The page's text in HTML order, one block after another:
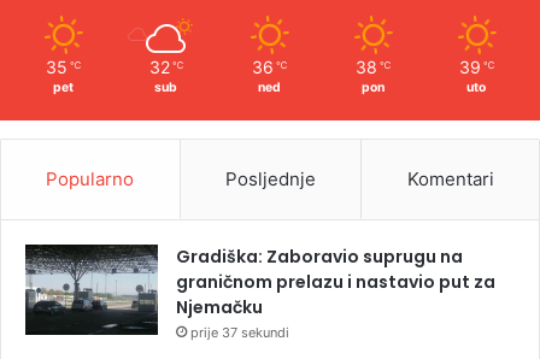
35 ℃
pet
32 ℃
sub
36 ℃
ned
38 ℃
pon
39 ℃
uto
Popularno Posljednje Komentari
Gradiška: Zaboravio suprugu na
graničnom prelazu i nastavio put za
Njemačku
prije 37 sekundi